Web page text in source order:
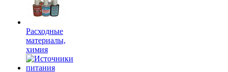
Расходные
материалы,
химия